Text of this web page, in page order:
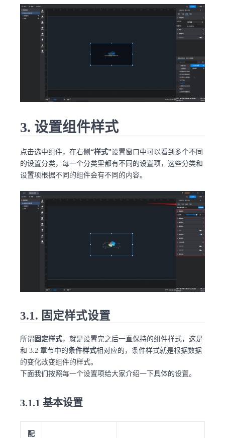
3. 设置组件样式
点击选中组件，在右侧 “样式”设置窗口中可以看到多个不同
的设置分类，每一个分类里都有不同的设置项，这些分类和
设置项根据不同的组件会有不同的内容。
3.1. 固定样式设置
所谓 固定样式，就是设置完之后一直保持的组件样式，这是
和 3.2 章节中的条件样式相对应的，条件样式就是根据数据
的变化改变组件的样式。
下面我们按照每一个设置项给大家介绍一下具体的设置。
3.1.1 基本设置
配